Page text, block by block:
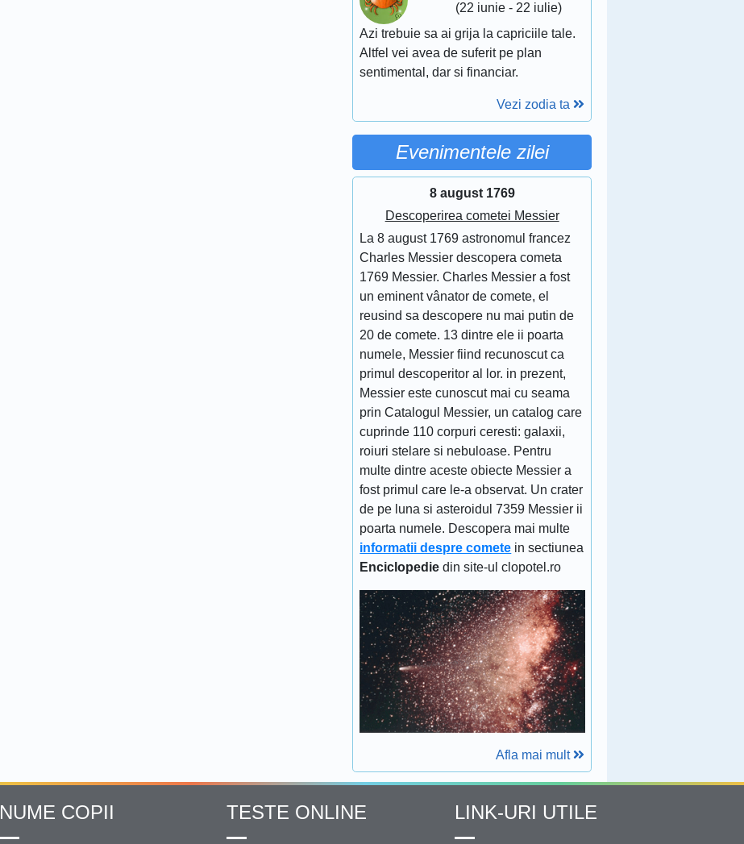
(22 iunie - 22 iulie)
Azi trebuie sa ai grija la capriciile tale.
Altfel vei avea de suferit pe plan
sentimental, dar si financiar.
Vezi zodia ta
Evenimentele zilei
8 august 1769
Descoperirea cometei Messier
La 8 august 1769 astronomul francez
Charles Messier descopera cometa
1769 Messier. Charles Messier a fost
un eminent vânator de comete, el
reusind sa descopere nu mai putin de
20 de comete. 13 dintre ele ii poarta
numele, Messier fiind recunoscut ca
primul descoperitor al lor. in prezent,
Messier este cunoscut mai cu seama
prin Catalogul Messier, un catalog care
cuprinde 110 corpuri ceresti: galaxii,
roiuri stelare si nebuloase. Pentru
multe dintre aceste obiecte Messier a
fost primul care le-a observat. Un crater
de pe luna si asteroidul 7359 Messier ii
poarta numele. Descopera mai multe
informatii despre comete in sectiunea
Enciclopedie din site-ul clopotel.ro
Afla mai mult
NUME COPII TESTE ONLINE LINK-URI UTILE